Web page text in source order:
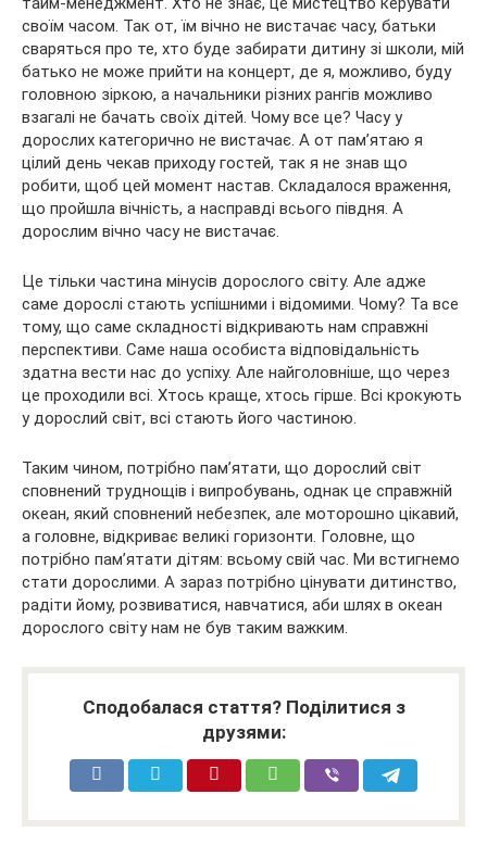
своїм часом. Так от, їм вічно не вистачає часу, батьки
сваряться про те, хто буде забирати дитину зі школи, мій
батько не може прийти на концерт, де я, можливо, буду
головною зіркою, а начальники різних рангів можливо
взагалі не бачать своїх дітей. Чому все це? Часу у
дорослих категорично не вистачає. А от пам’ятаю я
цілий день чекав приходу гостей, так я не знав що
робити, щоб цей момент настав. Складалося враження,
що пройшла вічність, а насправді всього півдня. А
дорослим вічно часу не вистачає.
Це тільки частина мінусів дорослого світу. Але адже
саме дорослі стають успішними і відомими. Чому? Та все
тому, що саме складності відкривають нам справжні
перспективи. Саме наша особиста відповідальність
здатна вести нас до успіху. Але найголовніше, що через
це проходили всі. Хтось краще, хтось гірше. Всі крокують
у дорослий світ, всі стають його частиною.
Таким чином, потрібно пам’ятати, що дорослий світ
сповнений труднощів і випробувань, однак це справжній
океан, який сповнений небезпек, але моторошно цікавий,
а головне, відкриває великі горизонти. Головне, що
потрібно пам’ятати дітям: всьому свій час. Ми встигнемо
стати дорослими. А зараз потрібно цінувати дитинство,
радіти йому, розвиватися, навчатися, аби шлях в океан
дорослого світу нам не був таким важким.
Сподобалася стаття? Поділитися з
друзями: